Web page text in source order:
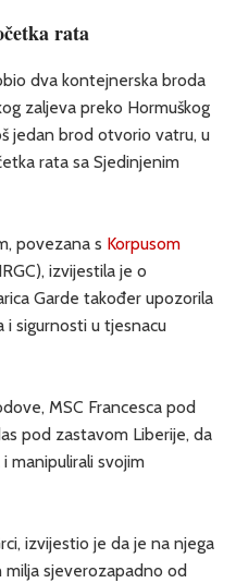
rata
dva kontejnerska broda
zaljeva preko Hormuškog
jedan brod otvorio vatru, u
rata sa Sjedinjenim
povezana s Korpusom
izvijestila je o
Garde također upozorila
i sigurnosti u tjesnacu
MSC Francesca pod
pod zastavom Liberije, da
manipulirali svojim
izvijestio je da je na njega
sjeverozapadno od